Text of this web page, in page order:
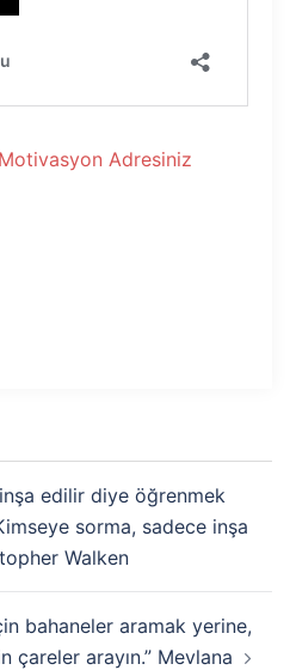
Adresiniz
edilir diye öğrenmek
sorma, sadece inşa
Walken
bahaneler aramak yerine,
çareler arayın.” Mevlana